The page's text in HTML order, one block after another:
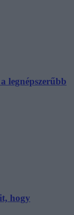
legnépszerűbb
hogy